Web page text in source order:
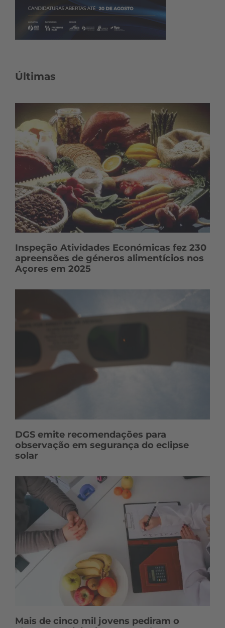
Últimas
Inspeção Atividades Económicas fez 230
apreensões de géneros alimentícios nos
Açores em 2025
DGS emite recomendações para
observação em segurança do eclipse
solar
Mais de cinco mil jovens pediram o